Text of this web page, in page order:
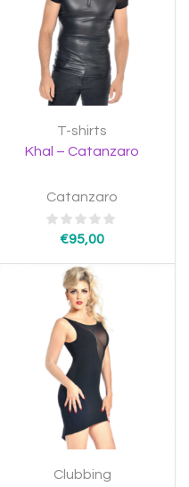
T-shirts
Khal – Catanzaro
Catanzaro
€95,00
Clubbing